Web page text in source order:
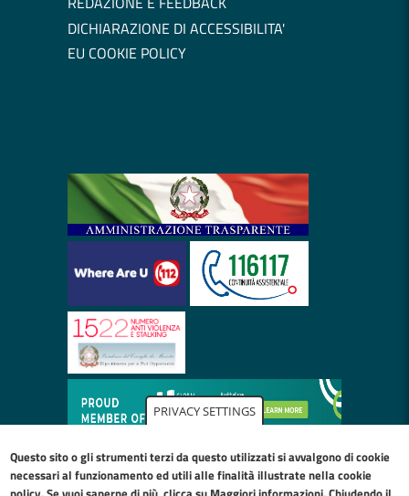
PRIVACY SETTINGS
Questo sito o gli strumenti terzi da questo utilizzati si avvalgono di cookie
necessari al funzionamento ed utili alle finalità illustrate nellacookie
DICHIARAZIONE DI ACCESSIBILITA'
EU COOKIE POLICY